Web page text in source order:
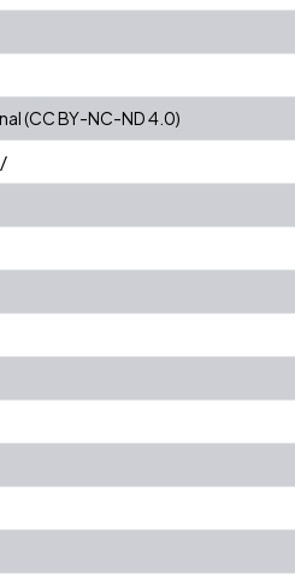
(CC BY-NC-ND 4.0)